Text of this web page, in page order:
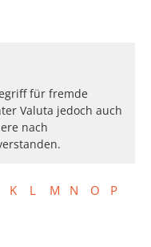
K L M N O
P
für fremde
Valuta jedoch auch
nach